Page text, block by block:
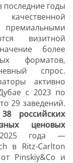
последние годы
визитной
более
форматов,
спрос.
активно
с 2023 по
29 заведений.
российских
ценовых
года —
в Ritz-Carlton
Pinskiy&Co и